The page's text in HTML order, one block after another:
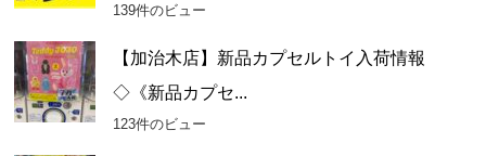
139件のビュー
【加治木店】新品カプセルトイ入荷情報
◇《新品カプセ...
123件のビュー